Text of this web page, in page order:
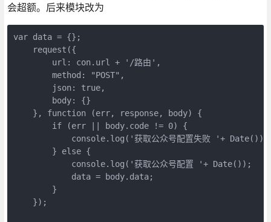
会超额。后来模块改为
var data = {};
    request({
        url: con.url + '/路由',
        method: "POST",
        json: true,
        body: {}
    }, function (err, response, body) {
        if (err || body.code != 0) {
            console.log('获取公众号配置失败 '+ Date());
        } else {
            console.log('获取公众号配置 '+ Date());
            data = body.data;
        }
    });